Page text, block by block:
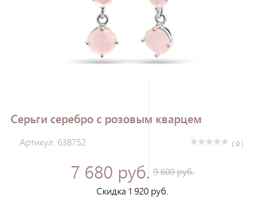
Серьги серебро с розовым кварцем
Артикул: 638752 ( 0 )
7 680 руб. 9 600 руб.
Скидка 1 920 руб.
Зарегистрироваться